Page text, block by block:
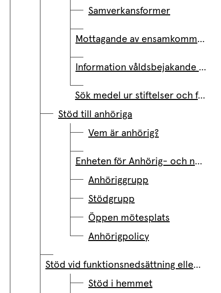
Samverkansformer
Mottagande av ensamkommande barn
Information våldsbejakande extremism
Sök medel ur stiftelser och fonder
Stöd till anhöriga
Vem är anhörig?
Enheten för Anhörig- och närståendestöd
Anhöriggrupp
Stödgrupp
Öppen mötesplats
Anhörigpolicy
Stöd vid funktionsnedsättning eller psykisk ohälsa
Stöd i hemmet